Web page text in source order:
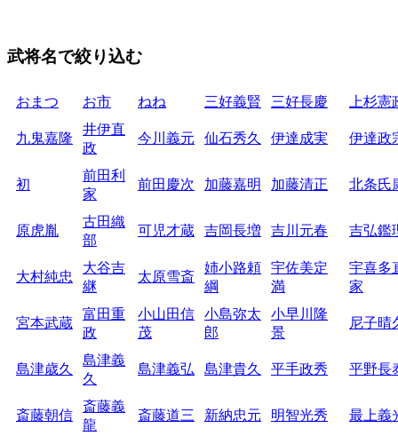
武将名で絞り込む
おまつ お市 ねね 三好義賢 三好長慶 上杉憲
九鬼嘉隆
井伊直
政
今川義元 仙石秀久 伊達成実 伊達政
初
前田利
家
前田慶次 加藤嘉明 加藤清正 北条氏
原虎胤
古田織
部
可児才蔵 吉岡長増 吉川元春 吉弘鑑
大村純忠
大谷吉
継
太原雪斎
姉小路頼
綱
宇佐美定
満
宇喜多
家
宮本武蔵
富田重
政
小山田信
茂
小島弥太
郎
小早川隆
景
尼子晴
島津歳久
島津義
久
島津義弘 島津貴久 平手政秀 平野長
斎藤朝信
斎藤義
龍
斎藤道三 新納忠元 明智光秀 最上義